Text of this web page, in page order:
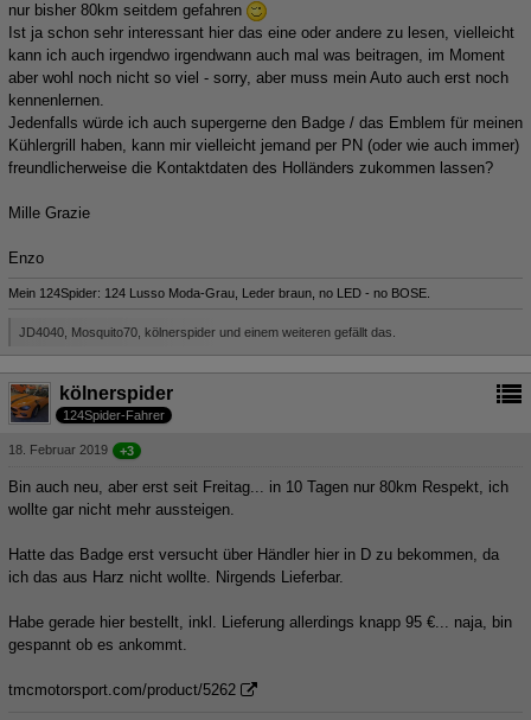
nur bisher 80km seitdem gefahren
Ist ja schon sehr interessant hier das eine oder andere zu lesen, vielleicht
kann ich auch irgendwo irgendwann auch mal was beitragen, im Moment
aber wohl noch nicht so viel - sorry, aber muss mein Auto auch erst noch
kennenlernen.
Jedenfalls würde ich auch supergerne den Badge / das Emblem für meinen
Kühlergrill haben, kann mir vielleicht jemand per PN (oder wie auch immer)
freundlicherweise die Kontaktdaten des Holländers zukommen lassen?
Mille Grazie
Enzo
Mein 124Spider: 124 Lusso Moda-Grau, Leder braun, no LED - no BOSE.
JD4040, Mosquito70, kölnerspider und einem weiteren gefällt das.
kölnerspider
124Spider-Fahrer
18. Februar 2019 +3
Bin auch neu, aber erst seit Freitag... in 10 Tagen nur 80km Respekt, ich
wollte gar nicht mehr aussteigen.
Hatte das Badge erst versucht über Händler hier in D zu bekommen, da
ich das aus Harz nicht wollte. Nirgends Lieferbar.
Habe gerade hier bestellt, inkl. Lieferung allerdings knapp 95 €... naja, bin
gespannt ob es ankommt.
tmcmotorsport.com/product/5262